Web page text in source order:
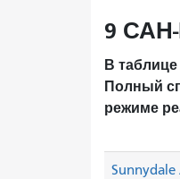
9
В
Полный
режиме
Sunnydale